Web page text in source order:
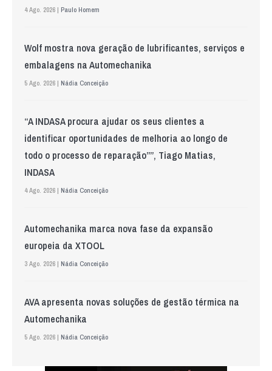
4 Ago. 2026 | Paulo Homem
Wolf mostra nova geração de lubrificantes, serviços e
embalagens na Automechanika
5 Ago. 2026 | Nádia Conceição
“A INDASA procura ajudar os seus clientes a
identificar oportunidades de melhoria ao longo de
todo o processo de reparação””, Tiago Matias,
INDASA
4 Ago. 2026 | Nádia Conceição
Automechanika marca nova fase da expansão
europeia da XTOOL
3 Ago. 2026 | Nádia Conceição
AVA apresenta novas soluções de gestão térmica na
Automechanika
5 Ago. 2026 | Nádia Conceição